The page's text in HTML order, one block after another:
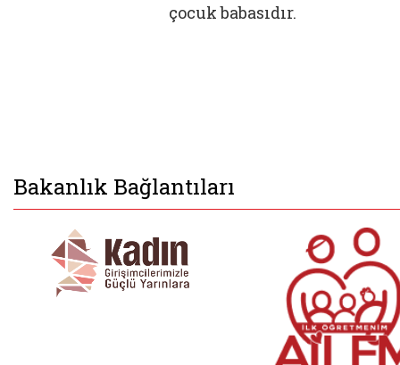
çocuk babasıdır.
Bakanlık Bağlantıları